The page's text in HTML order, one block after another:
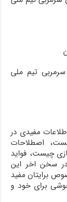
تیم ملی
مفیدی در
اصطلاحات
چیست، فواید
سخن اخر این
برایتان مفید
برای خود و